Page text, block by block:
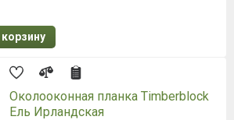
корзину
Околооконная планка Timberblock
Ель Ирландская